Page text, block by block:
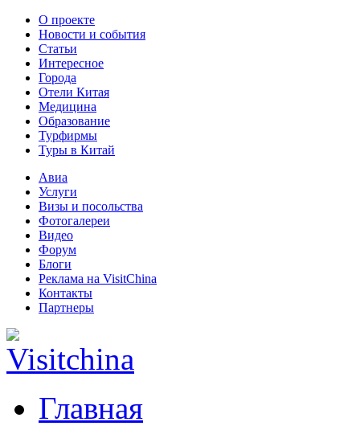
О проекте
Новости и события
Статьи
Интересное
Города
Отели Китая
Медицина
Образование
Турфирмы
Туры в Китай
Авиа
Услуги
Визы и посольства
Фотогалереи
Видео
Форум
Блоги
Реклама на VisitChina
Контакты
Партнеры
Главная